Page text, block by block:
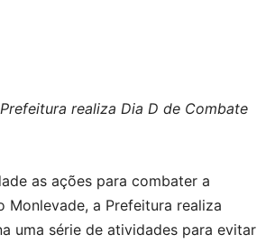
realiza Dia D de Combate
as ações para combater a
Monlevade, a Prefeitura realiza
uma série de atividades para evitar